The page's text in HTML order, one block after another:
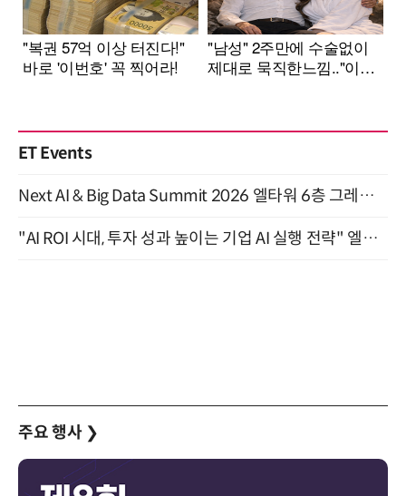
ET Events
Next AI & Big Data Summit 2026 엘타워 6층 그레이스홀 개최 (9/18)
"AI ROI 시대, 투자 성과 높이는 기업 AI 실행 전략" 엘타워 6층 (9월 18일)
주요 행사 ❯